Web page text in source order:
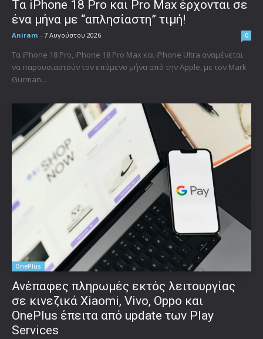
Τα iPhone 18 Pro και Pro Max έρχονται σε
ένα μήνα με “απλησίαστη” τιμή!
Aniram - 7 Αυγούστου 2026 0
Τα iPhone 18 Pro, iPhone 18 Pro Max και iPhone Ultra αναμένεται
να παρουσιαστούν τον επόμενο μήνα από την Apple, με τον Mark
Gurman...
OnePlus
Ανέπαφες πληρωμές εκτός λειτουργίας
σε κινεζικά Xiaomi, Vivo, Oppo και
OnePlus έπειτα από update των Play
Services